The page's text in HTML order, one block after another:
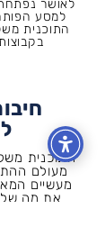
לאושר
למסע
התוכנית
התוכנית
מעולם
מעשיים
את מה